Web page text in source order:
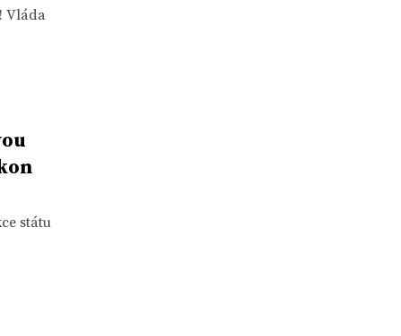
Vláda
státu